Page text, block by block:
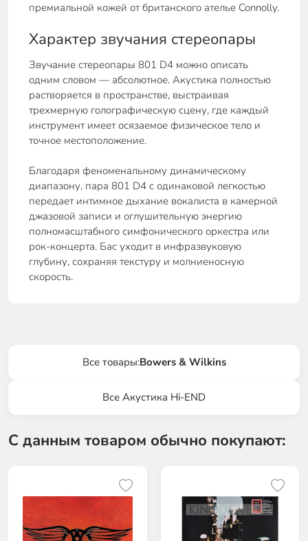
премиальной кожей от британского ателье Connolly.
Характер звучания стереопары
Звучание стереопары 801 D4 можно описать
одним словом — абсолютное. Акустика полностью
растворяется в пространстве, выстраивая
трехмерную голографическую сцену, где каждый
инструмент имеет осязаемое физическое тело и
точное местоположение.
Благодаря феноменальному динамическому
диапазону, пара 801 D4 с одинаковой легкостью
передает интимное дыхание вокалиста в камерной
джазовой записи и оглушительную энергию
полномасштабного симфонического оркестра или
рок-концерта. Бас уходит в инфразвуковую
глубину, сохраняя текстуру и молниеносную
скорость.
Все товары:Bowers & Wilkins
Все Акустика Hi-END
С данным товаром обычно покупают: